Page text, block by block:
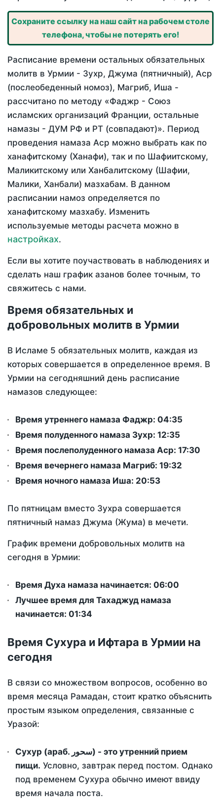
Сохраните ссылку на наш сайт на рабочем столе
телефона, чтобы не потерять его!
Расписание времени остальных обязательных
молитв в Урмии - Зухр, Джума (пятничный), Аср
(послеобеденный номоз), Магриб, Иша -
рассчитано по методу «Фаджр - Союз
исламских организаций Франции, остальные
намазы - ДУМ РФ и РТ (совпадают)». Период
проведения намаза Аср можно выбрать как по
ханафитскому (Ханафи), так и по Шафиитскому,
Маликитскому или Ханбалитскому (Шафии,
Малики, Ханбали) мазхабам. В данном
расписании намоз определяется по
ханафитскому мазхабу. Изменить
используемые методы расчета можно в
настройках.
Если вы хотите поучаствовать в наблюдениях и
сделать наш график азанов более точным, то
свяжитесь с нами.
Время обязательных и
добровольных молитв в Урмии
В Исламе 5 обязательных молитв, каждая из
которых совершается в определенное время. В
Урмии на сегодняшний день расписание
намазов следующее:
Время утреннего намаза Фаджр: 04:35
Время полуденного намаза Зухр: 12:35
Время послеполуденного намаза Аср: 17:30
Время вечернего намаза Магриб: 19:32
Время ночного намаза Иша: 20:53
По пятницам вместо Зухра совершается
пятничный намаз Джума (Жума) в мечети.
График времени добровольных молитв на
сегодня в Урмии:
Время Духа намаза начинается: 06:00
Лучшее время для Тахаджуд намаза
начинается: 01:34
Время Сухура и Ифтара в Урмии на
сегодня
В связи со множеством вопросов, особенно во
время месяца Рамадан, стоит кратко объяснить
простым языком определения, связанные с
Уразой:
Сухур (араб. سحور) - это утренний прием
пищи. Условно, завтрак перед постом. Однако
под временем Сухура обычно имеют ввиду
время начала поста.